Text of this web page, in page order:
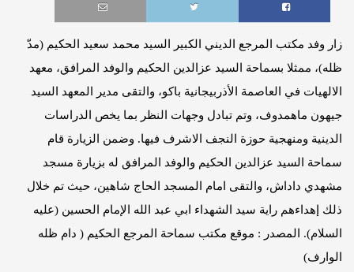
زار وفد مكتب المرجع الديني الكبير السيد محمد سعيد الحكيم (مدّ
ظله)، ممثلا بسماحة السيد عزالدين الحكيم والوفد المرافق، معهد
الالهيات في العاصمة الأذربيجانية باكو، والتقى مدير المعهد السيد
جيهون ماهمدوف، وتم تبادل وجهات النظر بما يخص الدراسات
الدينية ومنهجية حوزة النجف الاشرف فيها. وضمن الزيارة قام
سماحة السيد عزالدين الحكيم والوفد المرافق له بزيارة مسجد
مشهدي داداش، والتقى امام المسجد الحاج شاهين، حيث تم خلال
ذلك إهداءهم راية سيد الشهداء ابي عبد الله الإمام الحسين (عليه
السلام). المصدر : موقع مكتب سماحة المرجع الحكيم ( دام ظله
الوارف)